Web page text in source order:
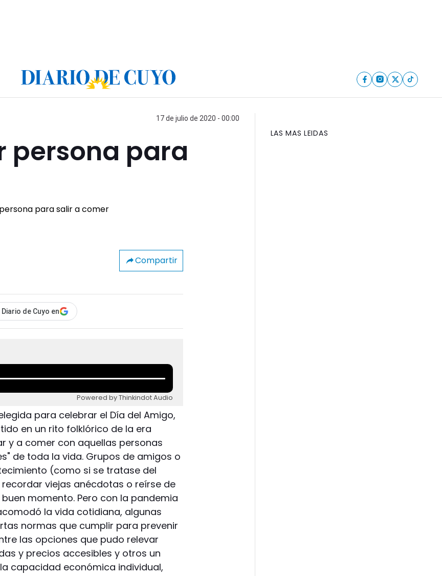
17 de julio de 2020 - 00:00
persona para
Compartir
de Cuyo en
Powered by Thinkindot Audio
para celebrar el Día del Amigo,
en un rito folklórico de la era
y a comer con aquellas personas
de toda la vida. Grupos de amigos o
(como si se tratase del
viejas anécdotas o reírse de
momento. Pero con la pandemia
la vida cotidiana, algunas
normas que cumplir para prevenir
las opciones que pudo relevar
y precios accesibles y otros un
capacidad económica individual,
LAS MAS LEIDAS